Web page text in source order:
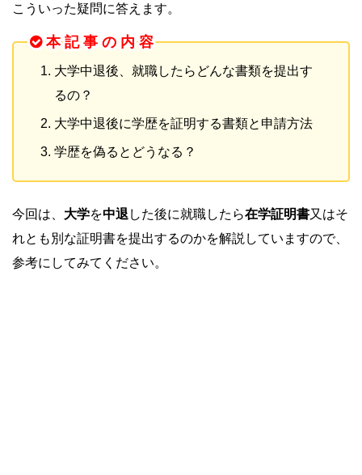
こういった疑問に答えます。
本 記 事 の 内 容
大学中退後、就職したらどんな書類を提出す
るの？
大学中退後に学歴を証明する書類と申請方法
学歴を偽るとどうなる？
今回は、 大学を中退 した後に就職したら在学証明書又はそ
れとも別な証明書を提出するのかを解説していますので、
参考にしてみてください。